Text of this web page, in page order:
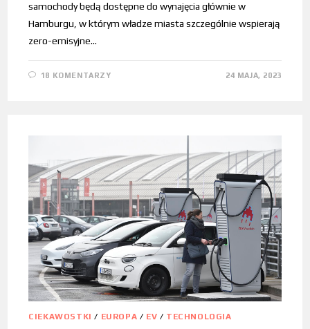
samochody będą dostępne do wynajęcia głównie w
Hamburgu, w którym władze miasta szczególnie wspierają
zero-emisyjne…
18 KOMENTARZY 24 MAJA, 2023
CIEKAWOSTKI / EUROPA / EV / TECHNOLOGIA